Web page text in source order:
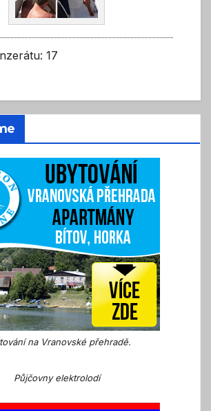
17
na Vranovské přehradě.
Půjčovny elektrolodí